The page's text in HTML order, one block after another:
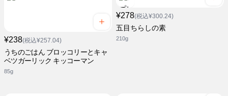
¥238(税込¥257.04)
うちのごはん ブロッコリーとキャ
ベツガーリック キッコーマン
85g
¥278(税込¥300.24)
五目ちらしの素
210g